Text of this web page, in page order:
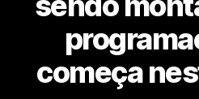
começa